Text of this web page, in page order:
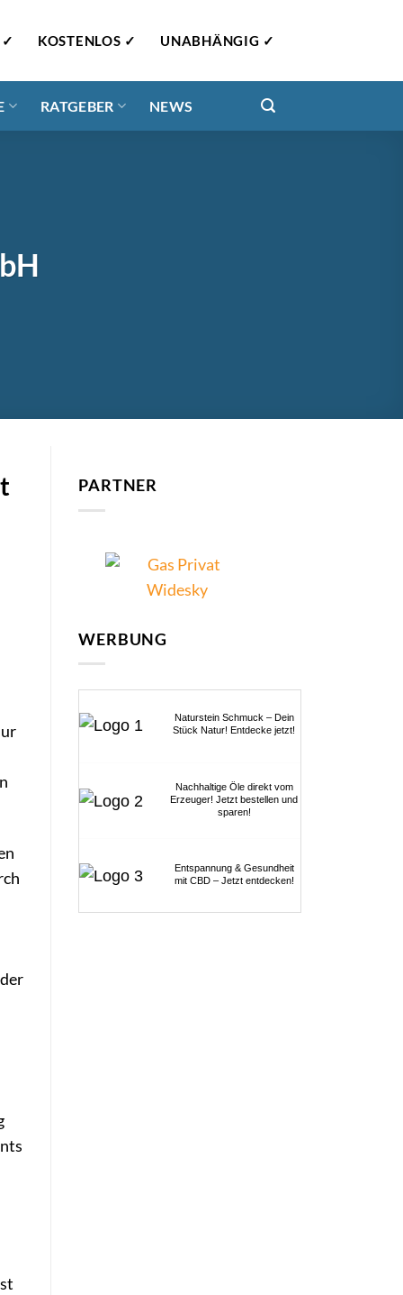
✓ KOSTENLOS ✓ UNABHÄNGIG ✓
RATGEBER NEWS
PARTNER
WERBUNG
Naturstein Schmuck – Dein
Stück Natur! Entdecke jetzt!
Nachhaltige Öle direkt vom
Erzeuger! Jetzt bestellen und
sparen!
Entspannung & Gesundheit
mit CBD – Jetzt entdecken!